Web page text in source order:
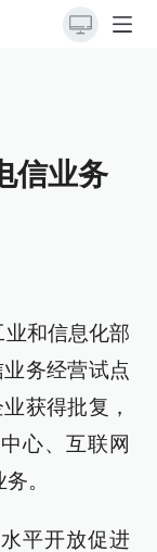
信业务
和信息化部
务经营试点
获得批复，
心、互联网
。
平开放促进